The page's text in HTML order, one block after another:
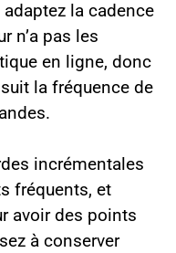
la cadence
n’a pas les
en ligne, donc
la fréquence de
incrémentales
fréquents, et
avoir des points
à conserver